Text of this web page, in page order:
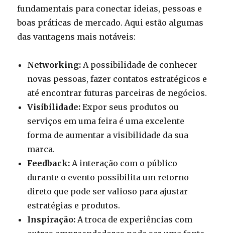
fundamentais para conectar ideias, pessoas e
boas práticas de mercado. Aqui estão algumas
das vantagens mais notáveis:
Networking: A possibilidade de conhecer
novas pessoas, fazer contatos estratégicos e
até encontrar futuras parceiras de negócios.
Visibilidade: Expor seus produtos ou
serviços em uma feira é uma excelente
forma de aumentar a visibilidade da sua
marca.
Feedback: A interação com o público
durante o evento possibilita um retorno
direto que pode ser valioso para ajustar
estratégias e produtos.
Inspiração: A troca de experiências com